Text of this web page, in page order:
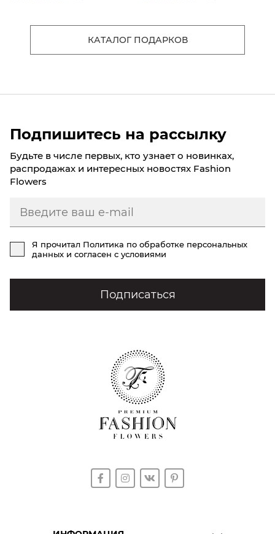
КАТАЛОГ ПОДАРКОВ
Подпишитесь на рассылку
Будьте в числе первых, кто узнает о новинках,
распродажах и интересных новостях Fashion
Flowers
Я прочитал Политика по обработке персональных
данных и согласен с условиями
Подписаться